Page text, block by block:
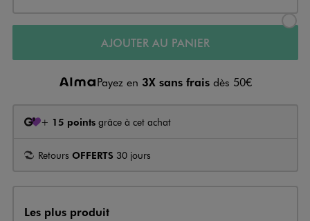
AJOUTER AU PANIER
Payez en 3X sans frais dès 50€
+ 15 points grâce à cet achat
Retours OFFERTS 30 jours
Les plus produit